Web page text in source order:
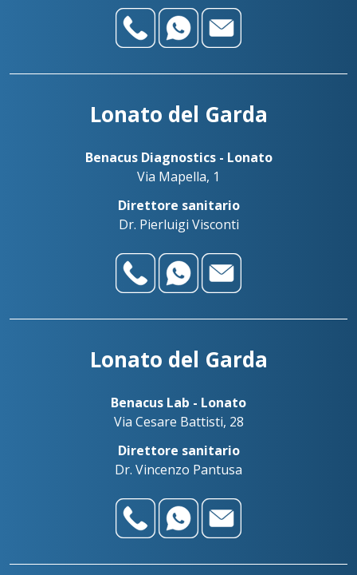
Lonato del Garda
Benacus Diagnostics - Lonato
Via Mapella, 1
Direttore sanitario
Dr. Pierluigi Visconti
Lonato del Garda
Benacus Lab - Lonato
Via Cesare Battisti, 28
Direttore sanitario
Dr. Vincenzo Pantusa